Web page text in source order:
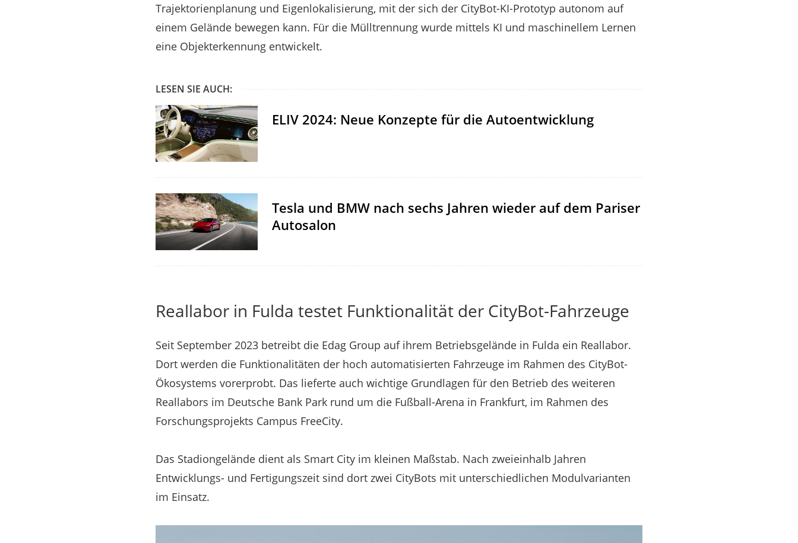
Trajektorienplanung und Eigenlokalisierung, mit der sich der CityBot-KI-Prototyp autonom auf
einem Gelände bewegen kann. Für die Mülltrennung wurde mittels KI und maschinellem Lernen
eine Objekterkennung entwickelt.
LESEN SIE AUCH:
ELIV 2024: Neue Konzepte für die Autoentwicklung
Tesla und BMW nach sechs Jahren wieder auf dem Pariser
Autosalon
Reallabor in Fulda testet Funktionalität der CityBot-Fahrzeuge
Seit September 2023 betreibt die Edag Group auf ihrem Betriebsgelände in Fulda ein Reallabor.
Dort werden die Funktionalitäten der hoch automatisierten Fahrzeuge im Rahmen des CityBot-
Ökosystems vorerprobt. Das lieferte auch wichtige Grundlagen für den Betrieb des weiteren
Reallabors im Deutsche Bank Park rund um die Fußball-Arena in Frankfurt, im Rahmen des
Forschungsprojekts Campus FreeCity.
Das Stadiongelände dient als Smart City im kleinen Maßstab. Nach zweieinhalb Jahren
Entwicklungs- und Fertigungszeit sind dort zwei CityBots mit unterschiedlichen Modulvarianten
im Einsatz.